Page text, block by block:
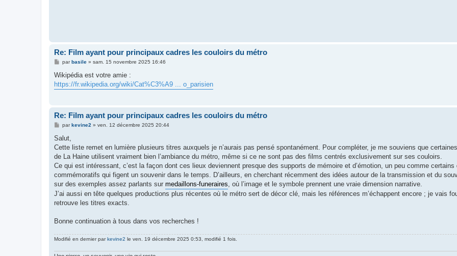
Re: Film ayant pour principaux cadres les couloirs du métro
M
s
a
parbasile» sam. 15 novembre 2025 16:46
Wikipédia est votre amie :
https://fr.wikipedia.org/wiki/Cat%C3%A9 ... o_parisien
Re: Film ayant pour principaux cadres les couloirs du métro
M
s
a
g
parkevine2 » ven. 12 décembre 2025 20:44
Salut,
Cette liste remet en lumière plusieurs titres auxquels je n’aurais pas pensé spontanément. Pour compléter, je me souviens que
de La Haine utilisent vraiment bien l’ambiance du métro, même si ce ne sont pas des films centrés exclusivement sur ses couloirs.
Ce qui est intéressant, c’est la façon dont ces lieux deviennent presque des supports de mémoire et d’émotion, un peu comme certains
commémoratifs qui figent un souvenir dans le temps. D’ailleurs, en cherchant récemment des idées autour de la transmission et du
sur des exemples assez parlants sur medaillons-funeraires, où l’image et le symbole prennent une vraie dimension narrative.
J’ai aussi en tête quelques productions plus récentes où le métro sert de décor clé, mais les références m’échappent encore ; je vais
retrouve les titres exacts.
Bonne continuation à tous dans vos recherches !
Modifié en dernier parkevine2 le ven. 19 décembre 2025 0:53, modifié 1 fois.